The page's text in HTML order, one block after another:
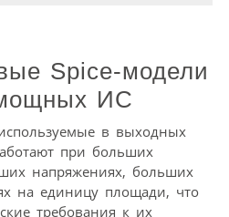
Spice-модели
ИС
в выходных
при больших
напряжениях, больших
на единицу площади, что
требования к их